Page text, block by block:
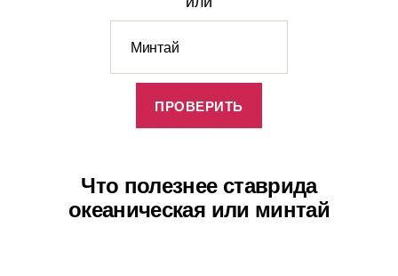
Что полезнее ставрида
океаническая или минтай